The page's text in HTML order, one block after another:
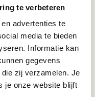
te verbeteren
advertenties te
media te bieden
Informatie kan
gegevens
zij verzamelen. Je
je onze website blijft
Artikel.